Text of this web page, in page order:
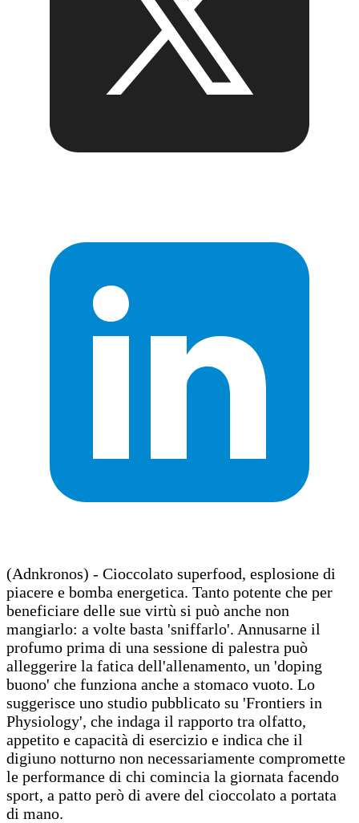
(Adnkronos) - Cioccolato superfood, esplosione di
piacere e bomba energetica. Tanto potente che per
beneficiare delle sue virtù si può anche non
mangiarlo: a volte basta 'sniffarlo'. Annusarne il
profumo prima di una sessione di palestra può
alleggerire la fatica dell'allenamento, un 'doping
buono' che funziona anche a stomaco vuoto. Lo
suggerisce uno studio pubblicato su 'Frontiers in
Physiology', che indaga il rapporto tra olfatto,
appetito e capacità di esercizio e indica che il
digiuno notturno non necessariamente compromette
le performance di chi comincia la giornata facendo
sport, a patto però di avere del cioccolato a portata
di mano.